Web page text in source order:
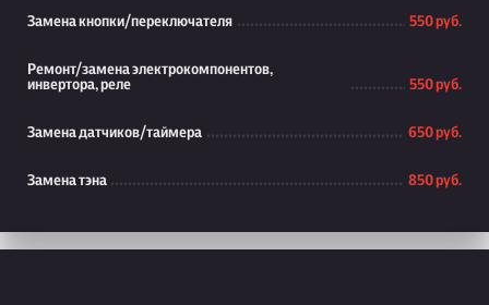
Замена кнопки/переключателя 550 руб.
Ремонт/замена электрокомпонентов,
инвертора, реле
550 руб.
Замена датчиков/таймера 650 руб.
Замена тэна 850 руб.